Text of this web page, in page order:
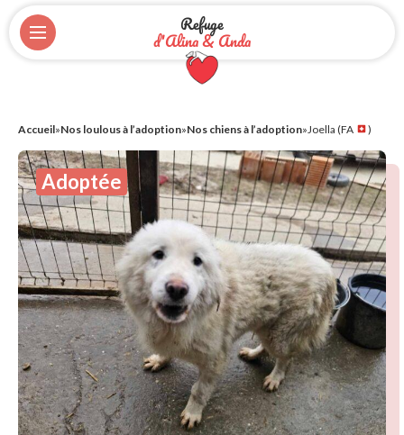
Refuge
d'Alina & Anda
Accueil»Nos loulous à l’adoption»Nos chiens à l’adoption»Joella (FA )
Adoptée